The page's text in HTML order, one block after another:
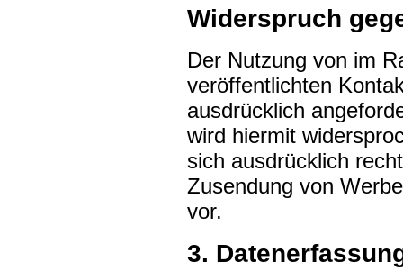
Widerspruch
Der Nutzung von im
veröffentlichten
ausdrücklich
wird hiermit
sich ausdrücklich
Zusendung von
vor.
3.